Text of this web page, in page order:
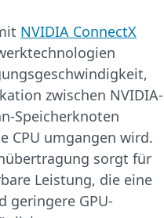
NVIDIA ConnectX
zwischen NVIDIA-
Speicherknoten
CPU umgangen wird.
sorgt für
Leistung, die eine
geringere GPU-